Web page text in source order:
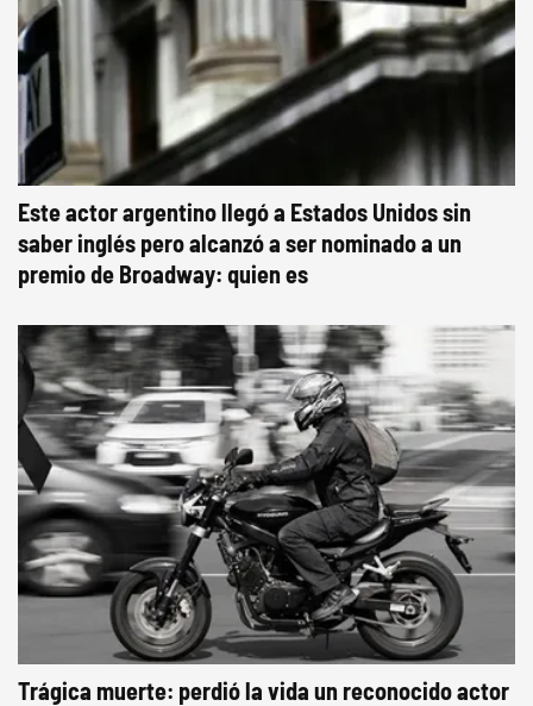
Este actor argentino llegó a Estados Unidos sin
saber inglés pero alcanzó a ser nominado a un
premio de Broadway: quien es
Trágica muerte: perdió la vida un reconocido actor